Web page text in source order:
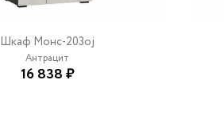
Шкаф Монс-203oj
Антрацит
16 838 ₽